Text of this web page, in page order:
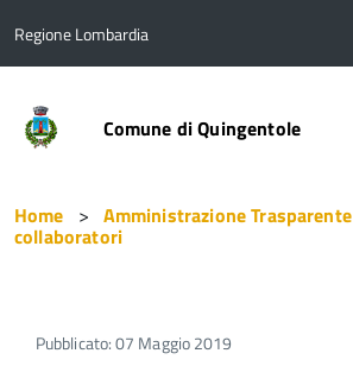
Regione Lombardia
Comune di Quingentole
Home Amministrazione Trasparente
collaboratori
Pubblicato: 07 Maggio 2019